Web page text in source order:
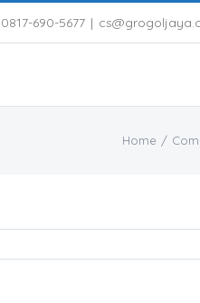
690-5677 |
Home /